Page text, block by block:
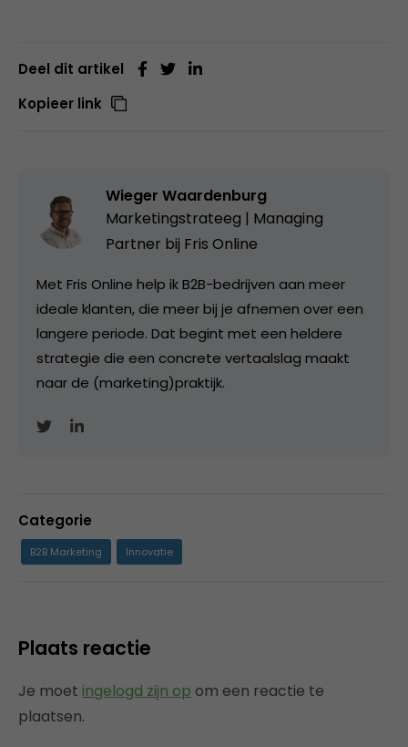
Deel dit artikel
Kopieer link
Wieger Waardenburg
Marketingstrateeg | Managing
Partner bij Fris Online
Met Fris Online help ik B2B-bedrijven aan meer
ideale klanten, die meer bij je afnemen over een
langere periode. Dat begint met een heldere
strategie die een concrete vertaalslag maakt
naar de (marketing)praktijk.
Categorie
B2B Marketing Innovatie
Plaats reactie
Je moet ingelogd zijn op om een reactie te
plaatsen.